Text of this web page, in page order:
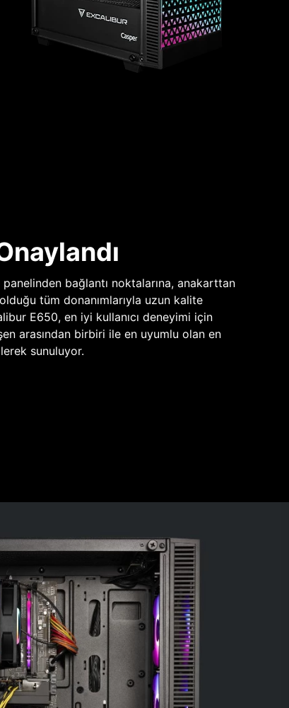
bağlantı noktalarına, anakarttan
tüm donanımlarıyla uzun kalite
E650, en iyi kullanıcı deneyimi için
arasından birbiri ile en uyumlu olan en
sunuluyor.